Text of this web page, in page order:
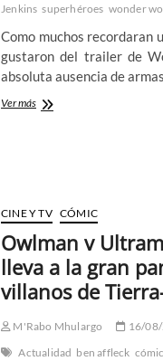
Jenkins superhéroes wonder
Como muchos recordaran
gustaron del trailer de
absoluta ausencia de
Ver másWonder
CINE Y TV CÓMIC
Owlman v
lleva a la gran
villanos de
M'Rabo Mhulargo 16/
Actualidad ben affleck cómic